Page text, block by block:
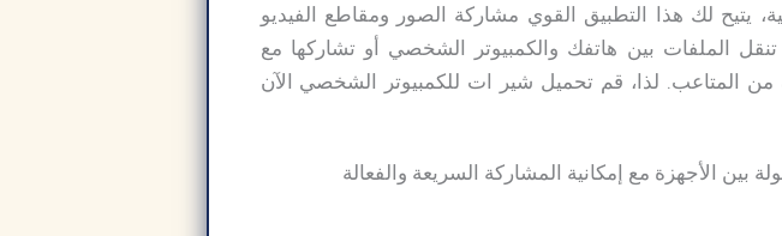
سريعة للغاية تصل إلى 42 ميجابايت/ثانية، يتيح لك هذا التطبيق القوي مشاركة الصور ومقاطع الفيديو
الملفات بين هاتفك والكمبيوتر الشخصي أو تشاركها مع
من المتاعب. لذا، قم تحميل شير ات للكمبيوتر​ الشخصي الآن